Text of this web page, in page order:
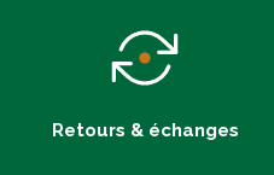
Retours & échanges